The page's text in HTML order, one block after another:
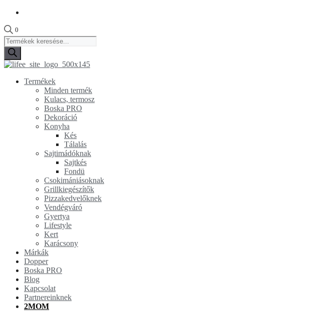
0
Products
search
Termékek
Minden termék
Kulacs, termosz
Boska PRO
Dekoráció
Konyha
Kés
Tálalás
Sajtimádóknak
Sajtkés
Fondü
Csokimániásoknak
Grillkiegészítők
Pizzakedvelőknek
Vendégváró
Gyertya
Lifestyle
Kert
Karácsony
Márkák
Dopper
Boska PRO
Blog
Kapcsolat
Partnereinknek
2MOM